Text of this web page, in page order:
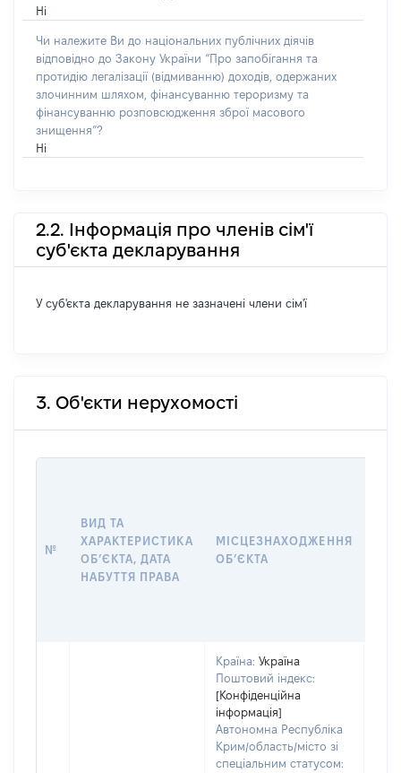
Ні
Чи належите Ви до національних публічних діячів
відповідно до Закону України “Про запобігання та
протидію легалізації (відмиванню) доходів, одержаних
злочинним шляхом, фінансуванню тероризму та
фінансуванню розповсюдження зброї масового
знищення”?
Ні
2.2. Інформація про членів сім'ї
суб'єкта декларування
У суб'єкта декларування не зазначені члени сім'ї
3. Об'єкти нерухомості
№
ВИД ТА
ХАРАКТЕРИСТИКА
ОБʼЄКТА, ДАТА
НАБУТТЯ ПРАВА
МІСЦЕЗНАХОДЖЕННЯ
ОБʼЄКТА
Країна: Україна
Поштовий індекс:
[Конфіденційна
інформація]
Автономна Республіка
Крим/область/місто зі
спеціальним статусом: